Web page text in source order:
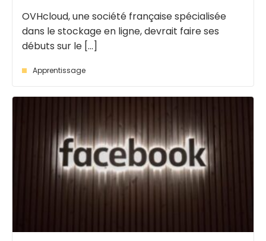
OVHcloud, une société française spécialisée
dans le stockage en ligne, devrait faire ses
débuts sur le [...]
Apprentissage